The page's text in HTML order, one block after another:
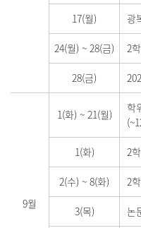
17(월) 광
24(월) ~ 28(금) 2
28(금)
9월
1(화) ~21(월)
학
1(화) 2
2(수) ~ 8(화) 2
3(목) 논